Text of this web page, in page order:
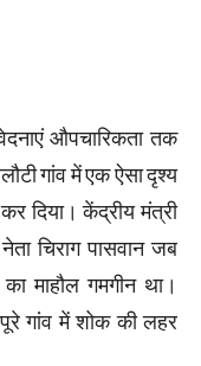
औपचारिकता तक
गांव में एक ऐसा दृश्य
दिया। केंद्रीय मंत्री
चिराग पासवान जब
माहौल गमगीन था।
गांव में शोक की लहर